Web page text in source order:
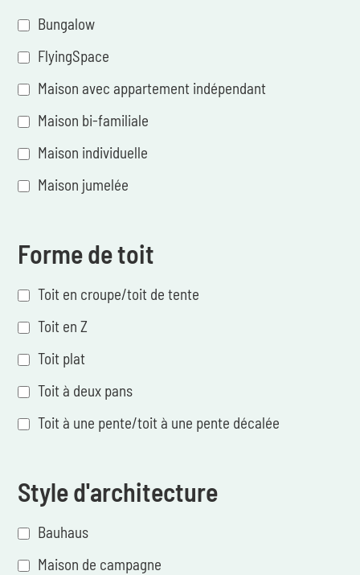
Bungalow
FlyingSpace
Maison avec appartement indépendant
Maison bi-familiale
Maison individuelle
Maison jumelée
Forme de toit
Toit en croupe/toit de tente
Toit en Z
Toit plat
Toit à deux pans
Toit à une pente/toit à une pente décalée
Style d'architecture
Bauhaus
Maison de campagne